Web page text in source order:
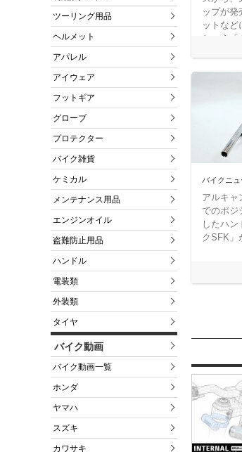
ツーリング用品
ヘルメット
アパレル
アイウェア
フットギア
グローブ
プロテクター
バイク雑貨
ケミカル
メンテナンス用品
エンジンオイル
盗難防止用品
ハンドル
電装類
外装類
タイヤ
バイク動画
バイク動画一覧
ホンダ
ヤマハ
スズキ
カワサキ
ップが発
ットなど
という「
で、自
バイクニュ
アルキャ
でのポジ
したハン
クSFK」